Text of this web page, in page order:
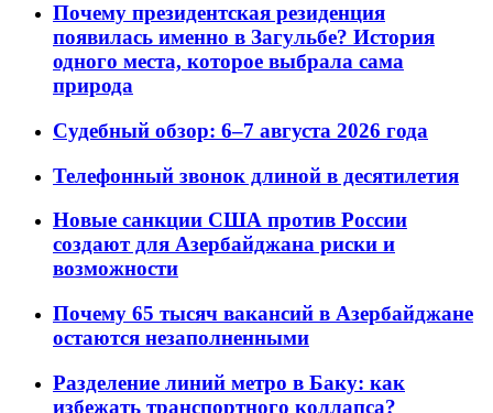
Почему президентская резиденция
появилась именно в Загульбе? История
одного места, которое выбрала сама
природа
Судебный обзор: 6–7 августа 2026 года
Телефонный звонок длиной в десятилетия
Новые санкции США против России
создают для Азербайджана риски и
возможности
Почему 65 тысяч вакансий в Азербайджане
остаются незаполненными
Разделение линий метро в Баку: как
избежать транспортного коллапса?